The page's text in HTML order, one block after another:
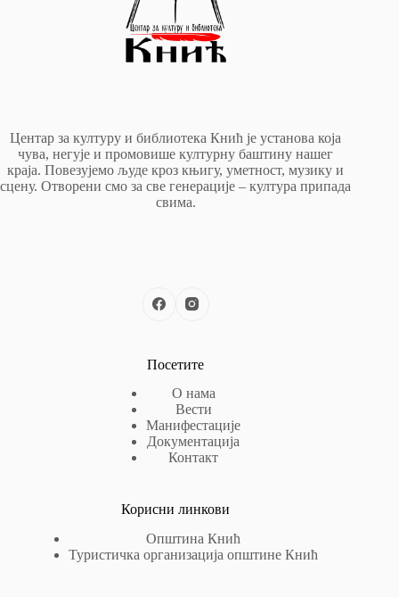
Центар за културу и библиотека Кнић је установа која
чува, негује и промовише културну баштину нашег
краја. Повезујемо људе кроз књигу, уметност, музику и
сцену. Отворени смо за све генерације – култура припада
свима.
Посетите
О нама
Вести
Манифестације
Документација
Контакт
Корисни линкови
Општина Кнић
Туристичка организација општине Кнић